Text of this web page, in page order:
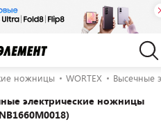
ножницы WORTEX Высечные
электрические ножницы